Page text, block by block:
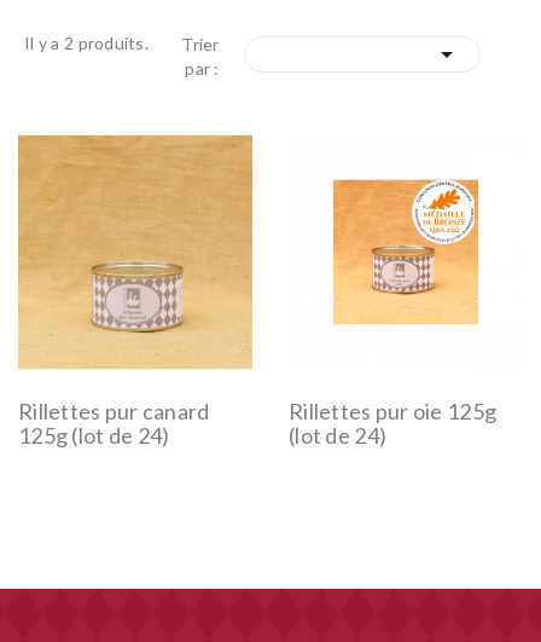
Il y a 2 produits.
Trier
par :

Rillettes pur canard
125g (lot de 24)
Rillettes pur oie 125g
(lot de 24)